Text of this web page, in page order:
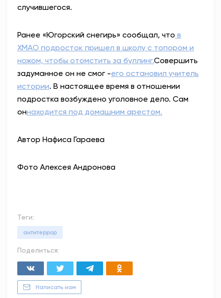
случившегося.
Ранее «Югорский снегирь» сообщал, что в
ХМАО подросток пришел в школу с топором и
ножом, чтобы отомстить за буллинг.Совершить
задуманное он не смог -его остановил учитель
истории. В настоящее время в отношении
подростка возбуждено уголовное дело. Сам
оннаходится под домашним арестом.
Автор Нафиса Гараева
Фото Алексея Андронова
Теги:
антитеррор
Поделиться:
Написать нам